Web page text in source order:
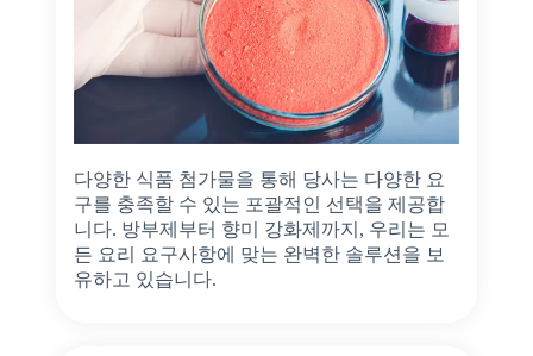
다양한 식품 첨가물을 통해 당사는 다양한 요
구를 충족할 수 있는 포괄적인 선택을 제공합
니다. 방부제부터 향미 강화제까지, 우리는 모
든 요리 요구사항에 맞는 완벽한 솔루션을 보
유하고 있습니다.